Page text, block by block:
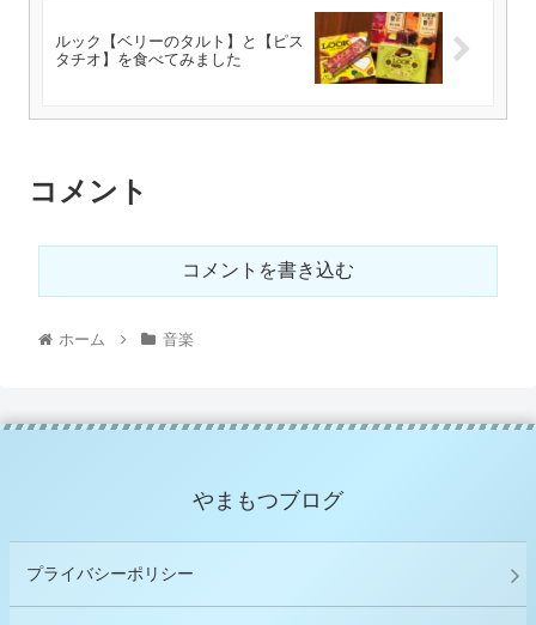
ルック【ベリーのタルト】と【ピス
タチオ】を食べてみました
コメント
コメントを書き込む
ホーム 音楽
やまもつブログ
プライバシーポリシー